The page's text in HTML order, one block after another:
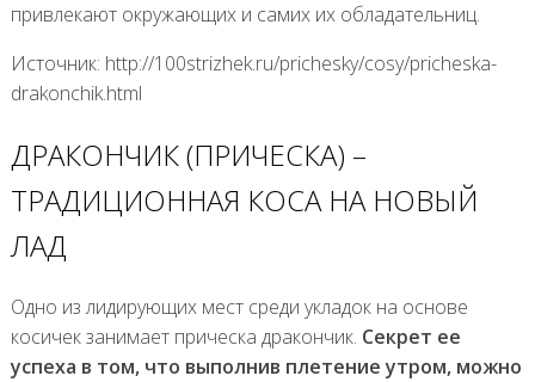
привлекают окружающих и самих их обладательниц.
Источник: http://100strizhek.ru/prichesky/cosy/pricheska-
drakonchik.html
ДРАКОНЧИК (ПРИЧЕСКА) –
ТРАДИЦИОННАЯ КОСА НА НОВЫЙ
ЛАД
Одно из лидирующих мест среди укладок на основе
косичек занимает прическа дракончик. Секрет ее
успеха в том, что выполнив плетение утром, можно